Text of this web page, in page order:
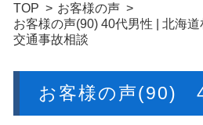
TOP
お客様の声
お客様の声(90) 40代男性 | 北海
交通事故相談
お客様の声(90)